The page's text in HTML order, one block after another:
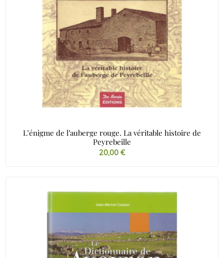
L’énigme de l’auberge rouge. La véritable histoire de
Peyrebeille
20,00 €